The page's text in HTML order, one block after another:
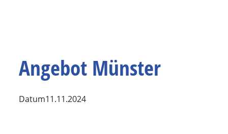
Angebot Münster
Datum11.11.2024